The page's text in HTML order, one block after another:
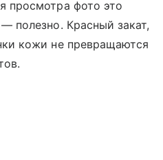
просмотра фото это
полезно. Красный закат,
кожи не превращаются